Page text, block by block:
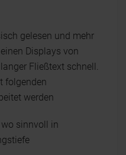
gelesen und mehr
Displays von
Fließtext schnell.
folgenden
werden
sinnvoll in